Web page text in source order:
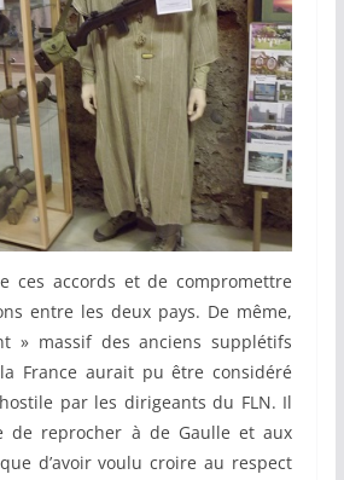
ces accords et de compromettre
entre les deux pays. De même,
» massif des anciens supplétifs
France aurait pu être considéré
par les dirigeants du FLN. Il
de reprocher à de Gaulle et aux
d’avoir voulu croire au respect